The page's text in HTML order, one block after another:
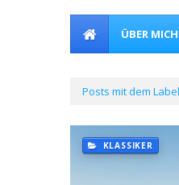
ÜBER
Posts mit dem
KLASSIKER